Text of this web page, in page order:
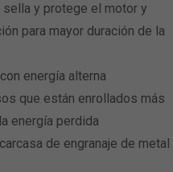
y protege el motor y
para mayor duración de la
energía alterna
que están enrollados más
energía perdida
de engranaje de metal